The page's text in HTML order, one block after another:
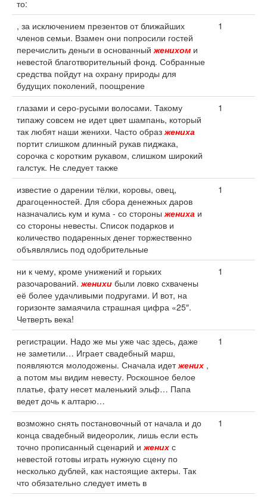
то:
, за исключением презентов от ближайших
членов семьи. Взамен они попросили гостей
перечислить деньги в основанныйженихом и
невестой благотворительный фонд. Собранные
средства пойдут на охрану природы для
будущих поколений, поощрение
1
глазами и серо-русыми волосами. Такому
типажу совсем не идет цвет шампань, который
так любят наши женихи. Часто образжениха
портит слишком длинный рукав пиджака,
сорочка с коротким рукавом, слишком широкий
галстук. Не следует также
1
известие о дарении тёлки, коровы, овец,
драгоценностей. Для сбора денежных даров
назначались кум и кума - со стороныжениха и
со стороны невесты. Список подарков и
количество подаренных денег торжественно
объявлялись под одобрительные
1
ни к чему, кроме унижений и горьких
разочарований.женихи были ловко схвачены
её более удачливыми подругами. И вот, на
горизонте замаячила страшная цифра «25″.
Четверть века!
1
регистрации. Надо же мы уже час здесь, даже
не заметили… Играет свадебный марш,
появляются молодожены. Сначала идетжених ,
а потом мы видим невесту. Роскошное белое
платье, фату несет маленький эльф… Папа
ведет дочь к алтарю…
1
возможно снять постановочный от начала и до
конца свадебный видеоролик, лишь если есть
точно прописанный сценарий ижених с
невестой готовы играть нужную сцену по
несколько дублей, как настоящие актеры. Так
что обязательно следует иметь в
1